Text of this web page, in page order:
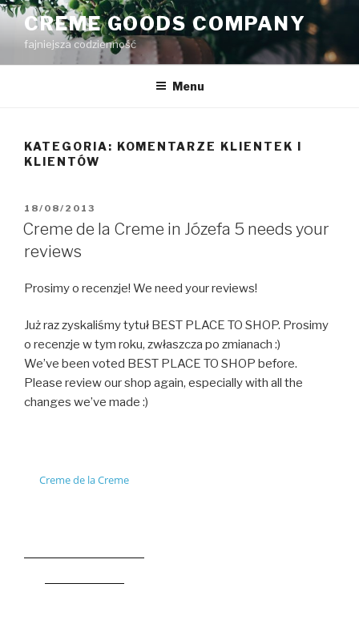
Przejdź
treści
CREME GOODS COMPANY
fajniejsza codzienność
Menu
KATEGORIA: KOMENTARZE KLIENTEK I
KLIENTÓW
OPUBLIKOWANE
W
18/08/2013
Creme de la Creme in Józefa 5 needs your
reviews
Prosimy o recenzje! We need your reviews!
Już raz zyskaliśmy tytuł BEST PLACE TO SHOP. Prosimy
o recenzje w tym roku, zwłaszcza po zmianach :)
We’ve been voted BEST PLACE TO SHOP before.
Please review our shop again, especially with all the
changes we’ve made :)
Creme de la Creme